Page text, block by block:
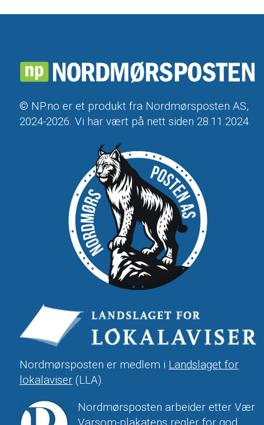
© NP.no er et produkt fra Nordmørsposten AS,
2024-2026. Vi har vært på nett siden 28.11.2024.
Nordmørsposten er medlem i Landslaget for
lokalaviser (LLA).
Nordmørsposten arbeider etter Vær